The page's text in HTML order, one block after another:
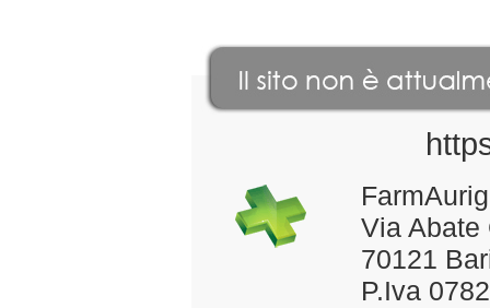
Via Abate
70121
P.Iva